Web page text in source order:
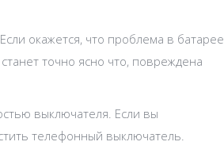
окажется, что проблема в батарее
точно ясно что, повреждена
выключателя. Если вы
телефонный выключатель.